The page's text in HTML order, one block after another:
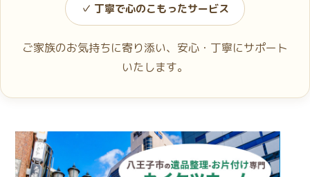
✓ 丁寧で心のこもったサービス
ご家族のお気持ちに寄り添い、安心・丁寧にサポート
いたします。